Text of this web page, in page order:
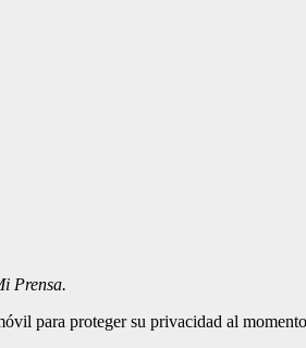
Prensa.
para proteger su privacidad al